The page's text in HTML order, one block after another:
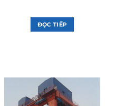
ĐỌC TIẾP